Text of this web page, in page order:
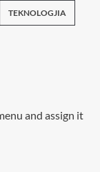
TEKNOLOGJIA
and assign it